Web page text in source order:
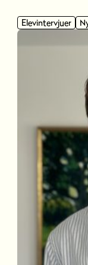
Elevintervjuer